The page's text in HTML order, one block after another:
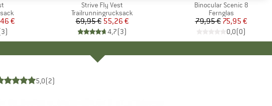
Preis
€
3)
Artikel
Strive Fly Vest
Produktgruppe
Trailrunningrucksack
Preis
69,95 € reduzierter Preis
55,26 €
4,7(3)
Artikel
Binocular Scenic 8
Produktgruppe
Fernglas
Preis
79,95 €reduzierter Preis
75,95 €
0,0(0)
5,0(2)